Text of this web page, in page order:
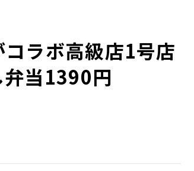
ラボ高級店1号店
当1390円